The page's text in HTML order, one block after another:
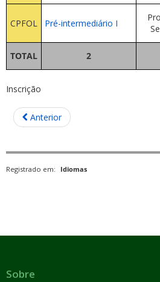
CPFOL Pré-intermediário I
TOTAL 2
Inscrição
Anterior
Registrado em: Idiomas
Sobre